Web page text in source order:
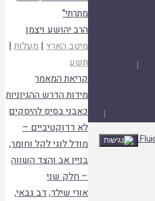
מתרתי"
הרב יהושע ויצמן
מיטב הארץ |מעלות |
תשע
קריאת המאמר
מידות הדרש ההגיוניות
כאבני בסיס להיסקים
לא דדוקטיביים –
מודל לוגי לקל וחומר,
בניין אב והצד השווה
– חלק שני
אורי שילד,דב גבאי,
|
|